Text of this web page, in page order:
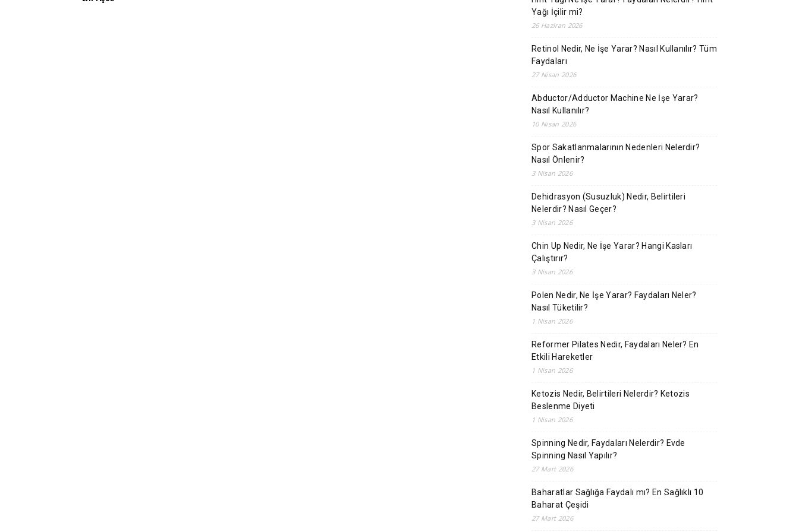
Yağı İçilir mi?
26 Haziran 2026
Retinol Nedir, Ne İşe Yarar? Nasıl Kullanılır? Tüm
Faydaları
27 Nisan 2026
Abductor/Adductor Machine Ne İşe Yarar?
Nasıl Kullanılır?
10 Nisan 2026
Spor Sakatlanmalarının Nedenleri Nelerdir?
Nasıl Önlenir?
3 Nisan 2026
Dehidrasyon (Susuzluk) Nedir, Belirtileri
Nelerdir? Nasıl Geçer?
3 Nisan 2026
Chin Up Nedir, Ne İşe Yarar? Hangi Kasları
Çalıştırır?
3 Nisan 2026
Polen Nedir, Ne İşe Yarar? Faydaları Neler?
Nasıl Tüketilir?
1 Nisan 2026
Reformer Pilates Nedir, Faydaları Neler? En
Etkili Hareketler
1 Nisan 2026
Ketozis Nedir, Belirtileri Nelerdir? Ketozis
Beslenme Diyeti
1 Nisan 2026
Spinning Nedir, Faydaları Nelerdir? Evde
Spinning Nasıl Yapılır?
27 Mart 2026
Baharatlar Sağlığa Faydalı mı? En Sağlıklı 10
Baharat Çeşidi
27 Mart 2026